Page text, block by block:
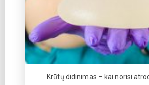
Krūtų didinimas – kai norisi